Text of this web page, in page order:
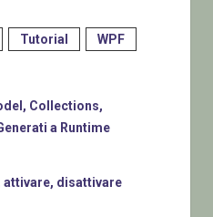
Tutorial WPF
Collections,
a Runtime
attivare, disattivare